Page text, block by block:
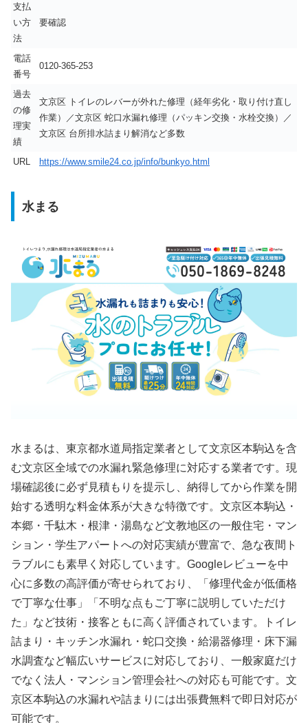
支払
い方
法
要確認
電話
番号
0120-365-253
過去
の修
理実
績
文京区 トイレのレバーが外れた修理（経年劣化・取り付け直し
作業）／文京区 蛇口水漏れ修理（パッキン交換・水栓交換）／
文京区 台所排水詰まり解消など多数
URL https://www.smile24.co.jp/info/bunkyo.html
水まる
水まるは、東京都水道局指定業者として文京区本駒込を含
む文京区全域での水漏れ緊急修理に対応する業者です。現
場確認後に必ず見積もりを提示し、納得してから作業を開
始する透明な料金体系が大きな特徴です。文京区本駒込・
本郷・千駄木・根津・湯島など文教地区の一般住宅・マン
ション・学生アパートへの対応実績が豊富で、急な夜間ト
ラブルにも素早く対応しています。Googleレビューを中
心に多数の高評価が寄せられており、「修理代金が低価格
で丁寧な仕事」「不明な点もご丁寧に説明していただけ
た」など技術・接客ともに高く評価されています。トイレ
詰まり・キッチン水漏れ・蛇口交換・給湯器修理・床下漏
水調査など幅広いサービスに対応しており、一般家庭だけ
でなく法人・マンション管理会社への対応も可能です。文
京区本駒込の水漏れや詰まりには出張費無料で即日対応が
可能です。